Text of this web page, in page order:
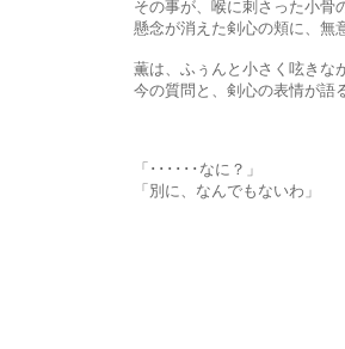
その事が、喉に刺さった小骨のよう
懸念が消えた剣心の頬に、無意識の
薫は、ふぅんと小さく呟きながらも、
今の質問と、剣心の表情が語る
「･･････なに？」
「別に、なんでもないわ」